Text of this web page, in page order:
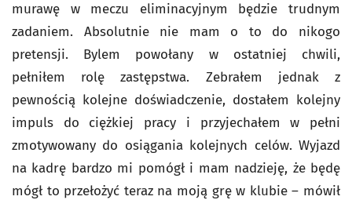
murawę w meczu eliminacyjnym będzie trudnym
zadaniem. Absolutnie nie mam o to do nikogo
pretensji. Bylem powołany w ostatniej chwili,
pełniłem rolę zastępstwa. Zebrałem jednak z
pewnością kolejne doświadczenie, dostałem kolejny
impuls do ciężkiej pracy i przyjechałem w pełni
zmotywowany do osiągania kolejnych celów. Wyjazd
na kadrę bardzo mi pomógł i mam nadzieję, że będę
mógł to przełożyć teraz na moją grę w klubie – mówił